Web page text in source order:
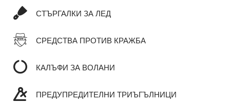
СТЪРГАЛКИ ЗА ЛЕД
СРЕДСТВА ПРОТИВ КРАЖБА
КАЛЪФИ ЗА ВОЛАНИ
ПРЕДУПРЕДИТЕЛНИ ТРИЪГЪЛНИЦИ